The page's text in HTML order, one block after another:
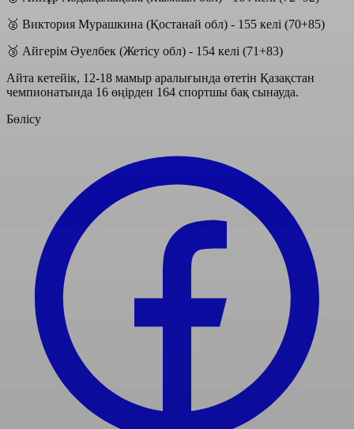
🥈 Виктория Мурашкина (Қостанай обл) - 155 келі (70+85)
🥉 Айгерім Әуелбек (Жетісу обл) - 154 келі (71+83)
Айта кетейік, 12-18 мамыр аралығында өтетін Қазақстан
чемпионатында 16 өңірден 164 спортшы бақ сынауда.
Бөлісу